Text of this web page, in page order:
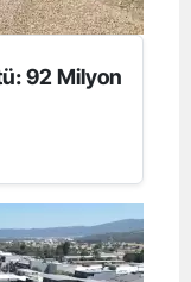
92 Milyon